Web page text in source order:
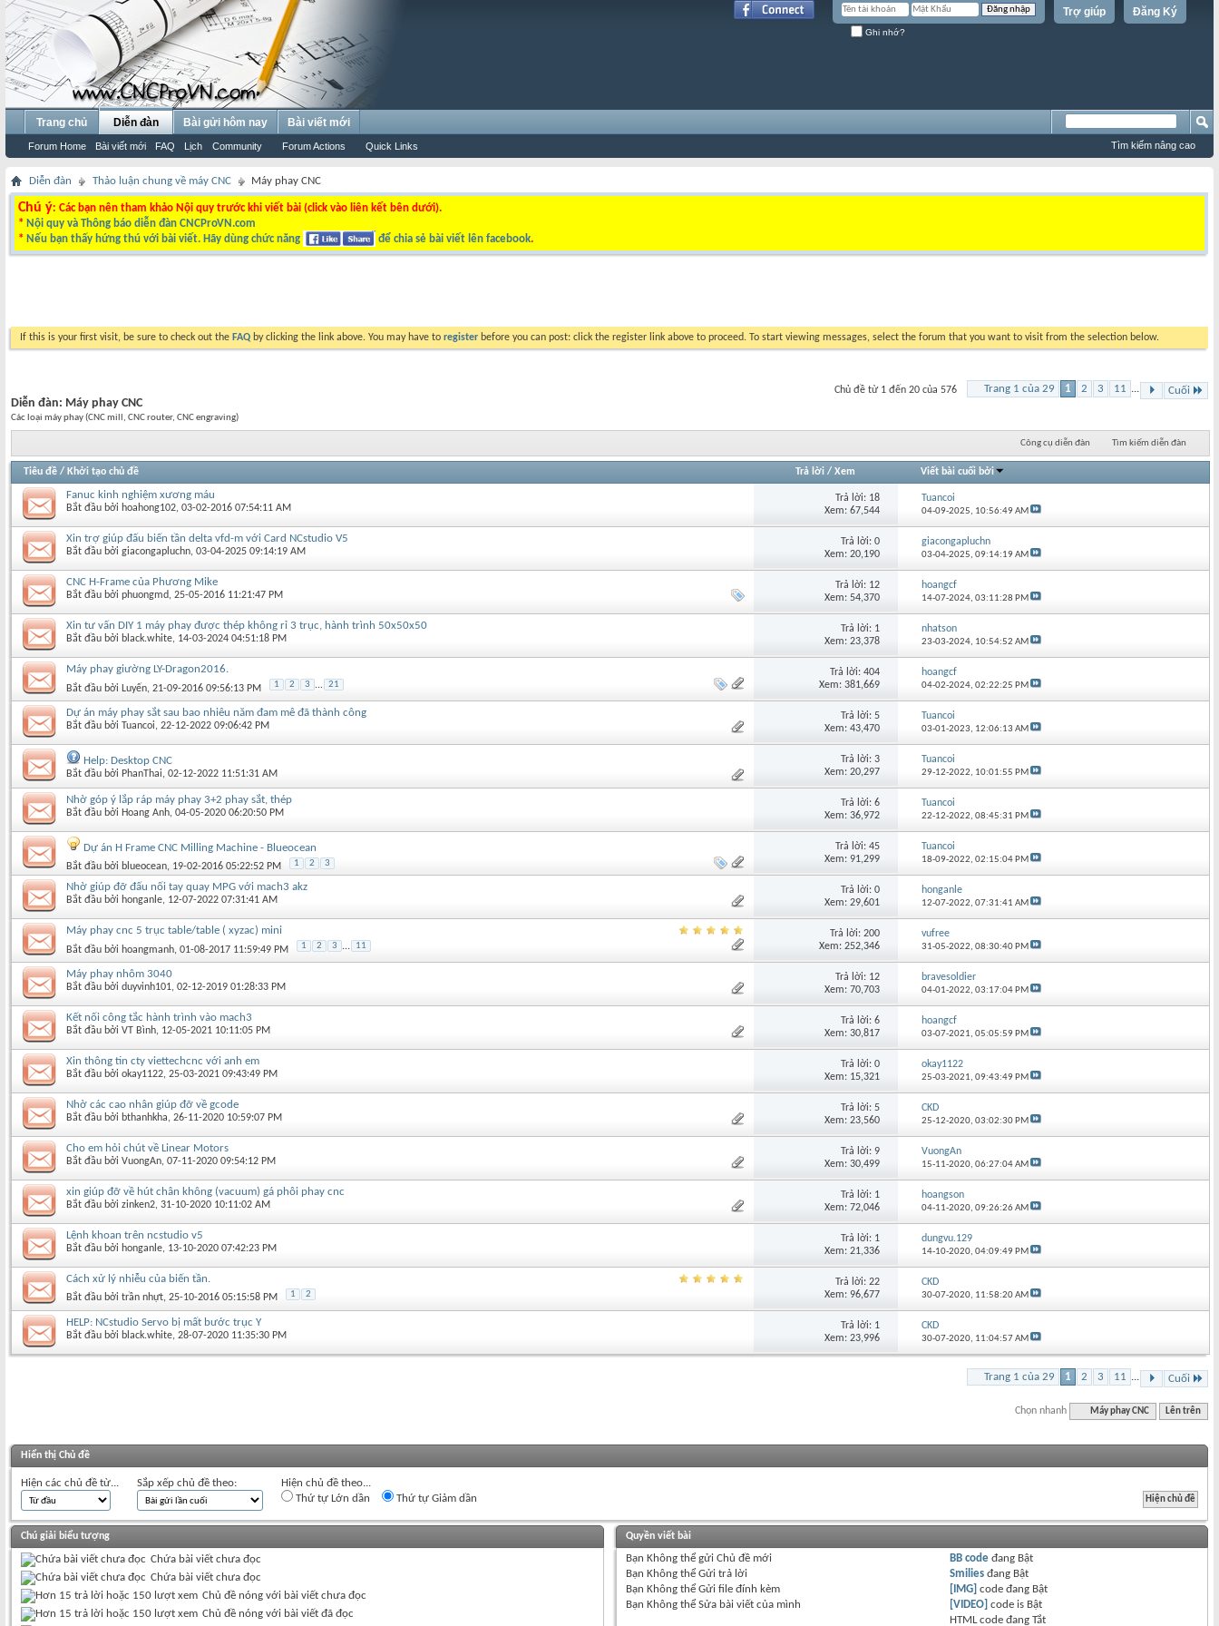
Đăng Ký
Trợ giúp
Ghi nhớ?
Trang chủ Diễn đàn
Forum Home Bài viết mới FAQ Lịch Community Forum Actions Quick Links
Bài gửi hôm nay Bài viết mới
Tìm kiếm nâng cao
Diễn đàn Thảo luận chung về máy CNC Máy phay CNC
Chú ý: Các bạn nên tham khảo Nội quy trước khi viết bài (click vào liên kết bên dưới).
* Nội quy và Thông báo diễn đàn CNCProVN.com
* Nếu bạn thấy hứng thú với bài viết. Hãy dùng chức năng để chia sẻ bài viết lên facebook.
If this is your first visit, be sure to check out the FAQ by clicking the link above. You may have to register before you can post: click the register link above to proceed. To start viewing messages, select the forum that you want to visit from the selection below.
Trang 1 của 29 1 2 3 11 ... Cuối
Chủ đề từ 1 đến 20 của 576
Diễn đàn: Máy phay CNC
Các loại máy phay (CNC mill, CNC router, CNC engraving)
Công cụ diễn đàn Tìm kiếm diễn đàn
Tiêu đề / Khởi tạo chủ đề Trả lời/ Xem Viết bài cuối bởi
Fanuc kinh nghiệm xương máu
Bắt đầu bởi hoahong102‎, 03-02-2016 07:54:11 AM
Trả lời: 18
Xem: 67,544
Tuancoi
04-09-2025, 10:56:49 AM
Xin trợ giúp đấu biến tần delta vfd-m với Card NCstudio V5
Bắt đầu bởi giacongapluchn‎, 03-04-2025 09:14:19 AM
Trả lời: 0
Xem: 20,190
giacongapluchn
03-04-2025,09:14:19 AM
CNC H-Frame của Phương Mike
Bắt đầu bởi phuongmd‎, 25-05-2016 11:21:47 PM
Trả lời: 12
Xem: 54,370
hoangcf
14-07-2024,03:11:28 PM
Xin tư vấn DIY 1 máy phay được thép không rỉ 3 trục, hành trình 50x50x50
Bắt đầu bởi black.white‎, 14-03-2024 04:51:18 PM
Trả lời: 1
Xem: 23,378
nhatson
23-03-2024, 10:54:52 AM
Máy phay giường LY-Dragon2016.
Bắt đầu bởi Luyến‎, 21-09-2016 09:56:13 PM 1 2 3 ... 21
Trả lời: 404
Xem: 381,669
hoangcf
04-02-2024,02:22:25 PM
Dự án máy phay sắt sau bao nhiêu năm đam mê đã thành công
Bắt đầu bởi Tuancoi‎, 22-12-2022 09:06:42 PM
Trả lời: 5
Xem: 43,470
Tuancoi
03-01-2023, 12:06:13 AM
Help: Desktop CNC
Bắt đầu bởi PhanThai‎, 02-12-2022 11:51:31 AM
Trả lời: 3
Xem: 20,297
Tuancoi
29-12-2022, 10:01:55 PM
Nhờ góp ý lắp ráp máy phay 3+2 phay sắt, thép
Bắt đầu bởi Hoang Anh‎, 04-05-2020 06:20:50 PM
Trả lời: 6
Xem: 36,972
Tuancoi
22-12-2022,08:45:31 PM
Dự án H Frame CNC Milling Machine - Blueocean
Bắt đầu bởi blueocean‎, 19-02-2016 05:22:52 PM 1 2 3
Trả lời: 45
Xem: 91,299
Tuancoi
18-09-2022,02:15:04 PM
Nhờ giúp đỡ đấu nối tay quay MPG với mach3 akz
Bắt đầu bởi honganle‎, 12-07-2022 07:31:41 AM
Trả lời: 0
Xem: 29,601
honganle
12-07-2022,07:31:41 AM
Máy phay cnc 5 trục table/table ( xyzac) mini
Bắt đầu bởi hoangmanh‎, 01-08-2017 11:59:49 PM 1 2 3 ... 11
Trả lời: 200
Xem: 252,346
vufree
31-05-2022,08:30:40 PM
Máy phay nhôm 3040
Bắt đầu bởi duyvinh101‎, 02-12-2019 01:28:33 PM
Trả lời: 12
Xem: 70,703
bravesoldier
04-01-2022,03:17:04 PM
Kết nối công tắc hành trình vào mach3
Bắt đầu bởi VT Bình‎, 12-05-2021 10:11:05 PM
Trả lời: 6
Xem: 30,817
hoangcf
03-07-2021,05:05:59 PM
Xin thông tin cty viettechcnc với anh em
Bắt đầu bởi okay1122‎, 25-03-2021 09:43:49 PM
Trả lời: 0
Xem: 15,321
okay1122
25-03-2021,09:43:49 PM
Nhờ các cao nhân giúp đỡ về gcode
Bắt đầu bởi bthanhkha‎, 26-11-2020 10:59:07 PM
Trả lời: 5
Xem: 23,560
CKD
25-12-2020,03:02:30 PM
Cho em hỏi chút về Linear Motors
Bắt đầu bởi VuongAn‎, 07-11-2020 09:54:12 PM
Trả lời: 9
Xem: 30,499
VuongAn
15-11-2020,06:27:04 AM
xin giúp đỡ về hút chân không (vacuum) gá phôi phay cnc
Bắt đầu bởi zinken2‎, 31-10-2020 10:11:02 AM
Trả lời: 1
Xem: 72,046
hoangson
04-11-2020,09:26:26 AM
Lệnh khoan trên ncstudio v5
Bắt đầu bởi honganle‎, 13-10-2020 07:42:23 PM
Trả lời: 1
Xem: 21,336
dungvu.129
14-10-2020,04:09:49 PM
Cách xử lý nhiễu của biến tần.
Bắt đầu bởi trần nhựt‎, 25-10-2016 05:15:58 PM 1 2
Trả lời: 22
Xem: 96,677
CKD
30-07-2020, 11:58:20 AM
HELP: NCstudio Servo bị mất bước trục Y
Bắt đầu bởi black.white‎, 28-07-2020 11:35:30 PM
Trả lời: 1
Xem: 23,996
CKD
30-07-2020, 11:04:57 AM
Trang 1 của 29 1 2 3 11 ... Cuối
Chọn nhanh Máy phay CNC Lên trên
Hiển thị Chủ đề
Hiện các chủ đề từ... Sắp xếp chủ đề theo:
Hiện chủ đề theo...
Thứ tự Lớn dần
Thứ tự Giảm dần
Chú giải biểu tượng
Chứa bài viết chưa đọc
Chứa bài viết chưa đọc
Chủ đề nóng với bài viết chưa đọc
Chủ đề nóng với bài viết đã đọc
Quyền viết bài
Bạn Không thểgửi Chủ đề mới
Bạn Không thểGửi trả lời
Bạn Không thểGửi file đính kèm
Bạn Không thểSửa bài viết của mình
BB code đang Bật
Smilies đang Bật
[IMG] code đang Bật
[VIDEO] code is Bật
HTML code đangTắt